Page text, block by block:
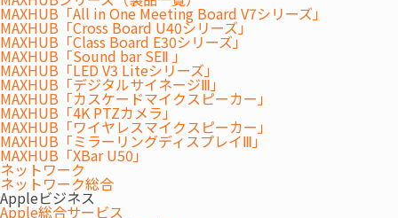
MAXHUB「All in One Meeting Board V7シリーズ」
MAXHUB「Cross Board U40シリーズ」
MAXHUB「Class Board E30シリーズ」
MAXHUB「Sound bar SEⅡ 」
MAXHUB「LED V3 Liteシリーズ」
MAXHUB「デジタルサイネージⅢ」
MAXHUB「カスケードマイクスピーカー」
MAXHUB「4K PTZカメラ」
MAXHUB「ワイヤレスマイクスピーカー」
MAXHUB「ミラーリングディスプレイⅢ」
MAXHUB「XBar U50」
ネットワーク
ネットワーク総合
Appleビジネス
Apple総合サービス
績に基づくノウハウをお伝えいたします。
このような方におすすめ
賃貸オフィス市場の変動状況についてご興味のある方
オフィスレイアウト変更、移転、増床・減床をご計画/ご検討
中の方
オフィス移転のプロジェクトマネジメント（PM）について詳